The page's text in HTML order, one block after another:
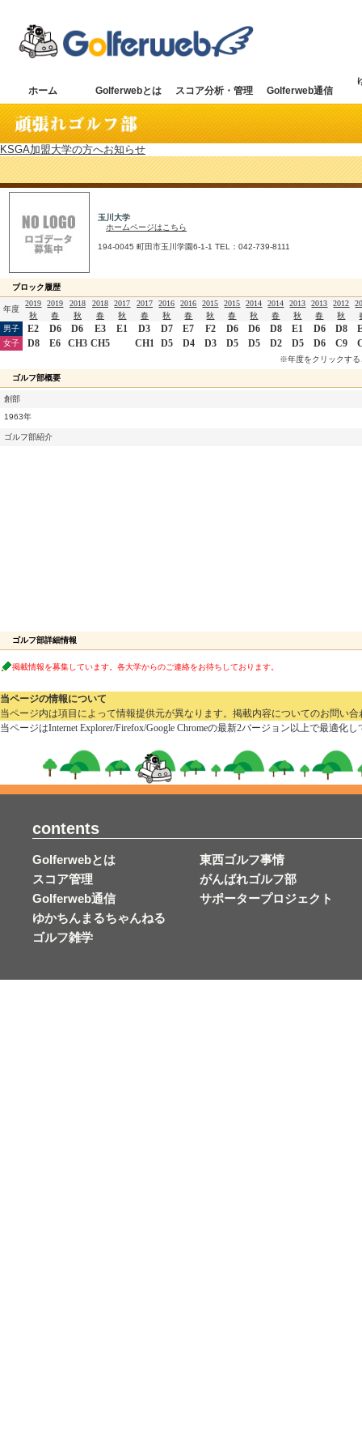
ホーム Golferwebとは スコア分析・管理 Golferweb通信
KSGA加盟大学の方へお知らせ
玉川大学
ホームページはこちら
194-0045 町田市玉川学園6-1-1 TEL：042-739-8111
ブロック履歴
年度
2019
秋
2019
春
2018
秋
2018
春
2017
秋
2017
春
2016
秋
2016
春
2015
秋
2015
春
2014
秋
2014
春
2013
秋
2013
春
2012
秋
男子
E2 D6 D6 E3 E1 D3 D7 E7 F2 D6 D6 D8 E1 D6 D8
女子 D8 E6 CH3 CH5 CH1 D5 D4 D3 D5 D5 D2 D5 D6 C9
※年度をクリックする
ゴルフ部概要
創部
1963年
ゴルフ部紹介
ゴルフ部詳細情報
掲載情報を募集しています。各大学からのご連絡をお待ちしております。
当ページの情報について
当ページ内は項目によって情報提供元が異なります。掲載内容についてのお問い
当ページはInternet Explorer/Firefox/Google Chromeの最新2バージョン以上で最適
contents
Golferwebとは
スコア管理
Golferweb通信
ゆかちんまるちゃんねる
ゴルフ雑学
東西ゴルフ事情
がんばれゴルフ部
サポータープロジェクト